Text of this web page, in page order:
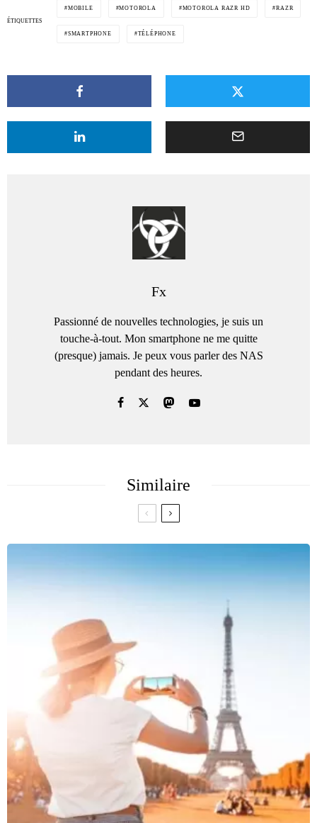
ÉTIQUETTES
MOBILE MOTOROLA MOTOROLA RAZR HD RAZR
SMARTPHONE TÉLÉPHONE
Fx
Passionné de nouvelles technologies, je suis un
touche-à-tout. Mon smartphone ne me quitte
(presque) jamais. Je peux vous parler des NAS
pendant des heures.
Similaire